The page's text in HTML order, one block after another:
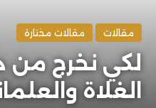
مقالات مقالات مختارة
لكي نخرج من
الغلاة